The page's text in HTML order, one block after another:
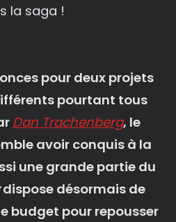
la saga !
pour deux projets
pourtant tous
Dan Trachenberg, le
avoir conquis à la
une grande partie du
dispose désormais de
budget pour repousser